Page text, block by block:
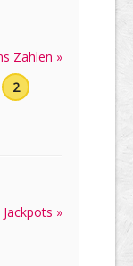
Zahlen »
2
»